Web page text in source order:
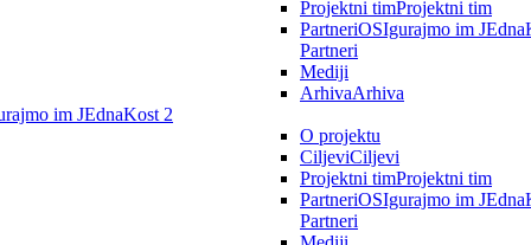
Projektni timProjektni tim
PartneriOSIgurajmo im
Partneri
Mediji
ArhivaArhiva
im JEdnaKost 2
O projektu
CiljeviCiljevi
Projektni timProjektni tim
PartneriOSIgurajmo im
Partneri